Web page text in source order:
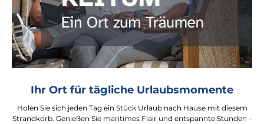
Ihr Ort für tägliche Urlaubsmomente
Holen Sie sich jeden Tag ein Stück Urlaub nach Hause mit diesem
Strandkorb. Genießen Sie maritimes Flair und entspannte Stunden –